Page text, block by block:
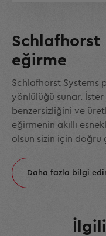
Schlafhorst
eğirme
Schlafhorst Systems
yönlülüğü sunar.
benzersizliğini ve
eğirmenin akıllı
olsun sizin için doğru
Daha fazla bilgi